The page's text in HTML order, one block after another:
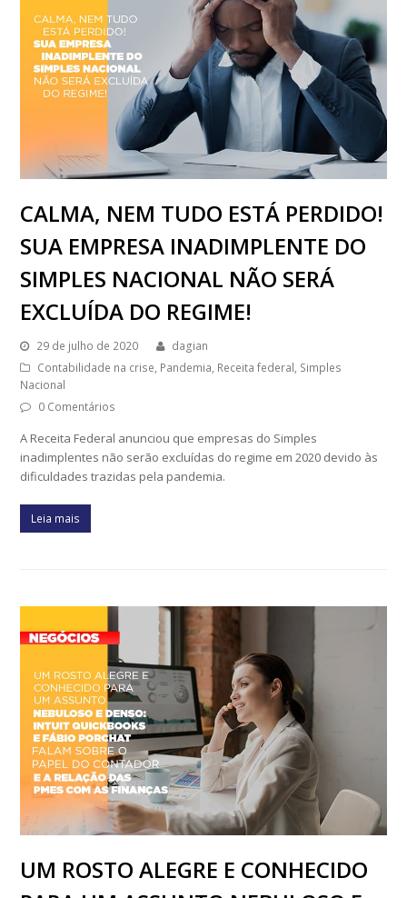
CALMA, NEM TUDO ESTÁ PERDIDO!
SUA EMPRESA INADIMPLENTE DO
SIMPLES NACIONAL NÃO SERÁ
EXCLUÍDA DO REGIME!
29 de julho de 2020
dagian
Contabilidade na crise, Pandemia, Receita federal, Simples
Nacional
0 Comentários
A Receita Federal anunciou que empresas do Simples
inadimplentes não serão excluídas do regime em 2020 devido às
dificuldades trazidas pela pandemia.
Leia mais
UM ROSTO ALEGRE E CONHECIDO